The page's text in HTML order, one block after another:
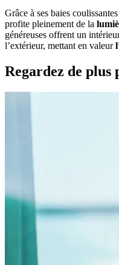
Grâce à ses baies
profite pleinement de la
généreuses offrent un
l’extérieur, mettant en valeur
Regardez de plus